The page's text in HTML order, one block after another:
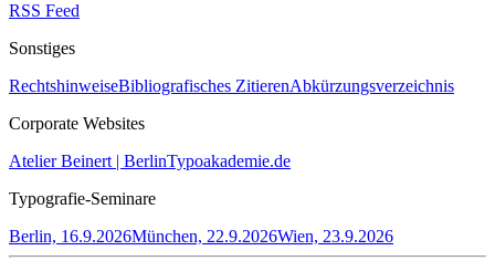
RSS Feed
Sonstiges
RechtshinweiseBibliografisches ZitierenAbkürzungsverzeichnis
Corporate Websites
Atelier Beinert | BerlinTypoakademie.de
Typografie-Seminare
Berlin, 16.9.2026München, 22.9.2026Wien, 23.9.2026